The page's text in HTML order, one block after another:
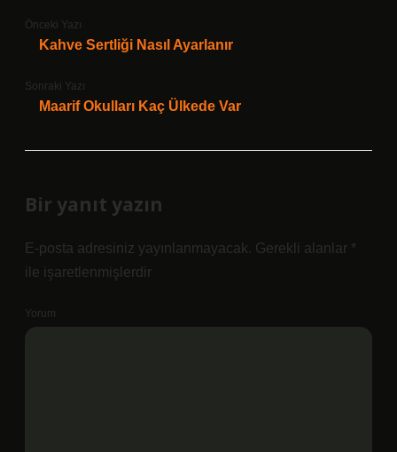
Önceki Yazı
Kahve Sertliği Nasıl Ayarlanır
Sonraki Yazı
Maarif Okulları Kaç Ülkede Var
Bir yanıt yazın
E-posta adresiniz yayınlanmayacak. Gerekli alanlar *
ile işaretlenmişlerdir
Yorum